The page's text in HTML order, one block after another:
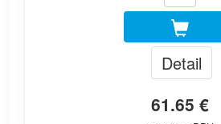
Detail
61.65 €